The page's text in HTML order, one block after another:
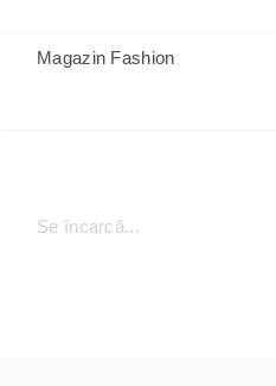
Magazin Fashion
Se încarcă...